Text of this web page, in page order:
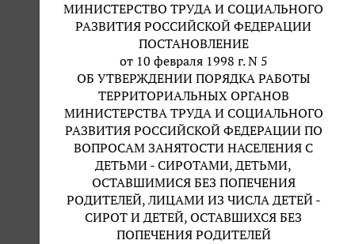
МИНИСТЕРСТВО ТРУДА И СОЦИАЛЬНОГО
РАЗВИТИЯ РОССИЙСКОЙ ФЕДЕРАЦИИ
ПОСТАНОВЛЕНИЕ
от 10 февраля 1998 г. N 5
ОБ УТВЕРЖДЕНИИ ПОРЯДКА РАБОТЫ
ТЕРРИТОРИАЛЬНЫХ ОРГАНОВ
МИНИСТЕРСТВА ТРУДА И СОЦИАЛЬНОГО
РАЗВИТИЯ РОССИЙСКОЙ ФЕДЕРАЦИИ ПО
ВОПРОСАМ ЗАНЯТОСТИ НАСЕЛЕНИЯ С
ДЕТЬМИ - СИРОТАМИ, ДЕТЬМИ,
ОСТАВШИМИСЯ БЕЗ ПОПЕЧЕНИЯ
РОДИТЕЛЕЙ, ЛИЦАМИ ИЗ ЧИСЛА ДЕТЕЙ -
СИРОТ И ДЕТЕЙ, ОСТАВШИХСЯ БЕЗ
ПОПЕЧЕНИЯ РОДИТЕЛЕЙ